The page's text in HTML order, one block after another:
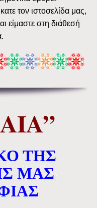
τον ιστοσελίδα μας,
είμαστε στη διάθεσή
ΤΗΣ
ΜΑΣ